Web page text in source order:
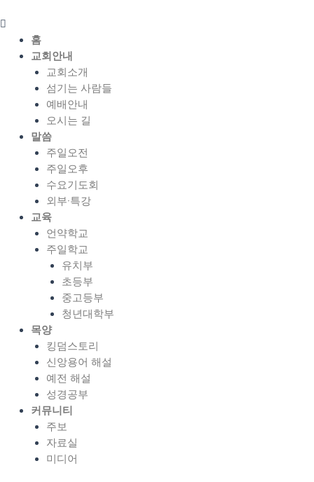
텐
홈
교회안내
교회소개
섬기는 사람들
예배안내
오시는 길
말씀
주일오전
주일오후
수요기도회
외부·특강
교육
언약학교
주일학교
유치부
초등부
중고등부
청년대학부
목양
킹덤스토리
신앙용어 해설
예전 해설
성경공부
커뮤니티
주보
자료실
미디어